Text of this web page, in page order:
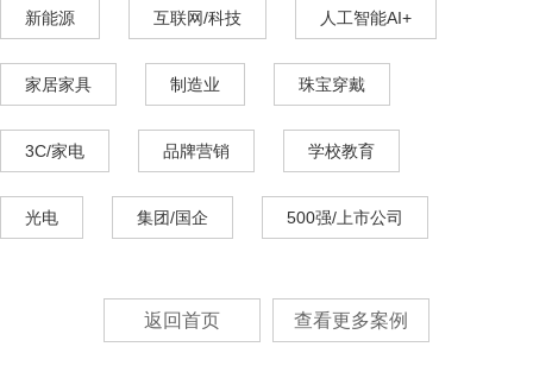
新能源 互联网/科技 人工智能AI+
家居家具 制造业 珠宝穿戴
3C/家电 品牌营销 学校教育
光电 集团/国企 500强/上市公司
返回首页 查看更多案例